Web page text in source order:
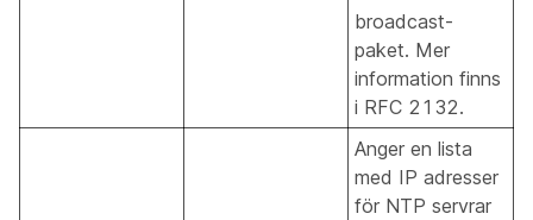
broadcast-
paket. Mer
information finns
i RFC 2132.
Anger en lista
med IP adresser
för NTP servrar